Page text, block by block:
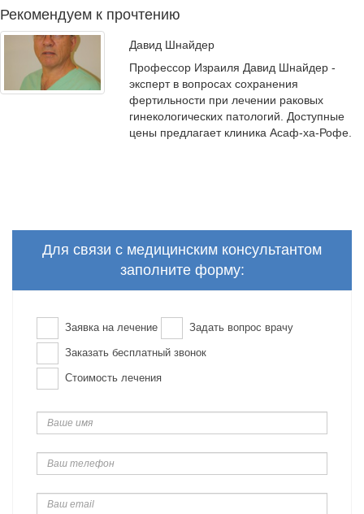
Рекомендуем к прочтению
Давид Шнайдер
Профессор Израиля Давид Шнайдер -
эксперт в вопросах сохранения
фертильности при лечении раковых
гинекологических патологий. Доступные
цены предлагает клиника Асаф-ха-Рофе.
Для связи с медицинским консультантом
заполните форму:
Заявка на лечение Задать вопрос врачу
Заказать бесплатный звонок
Стоимость лечения
имя
телефон
email